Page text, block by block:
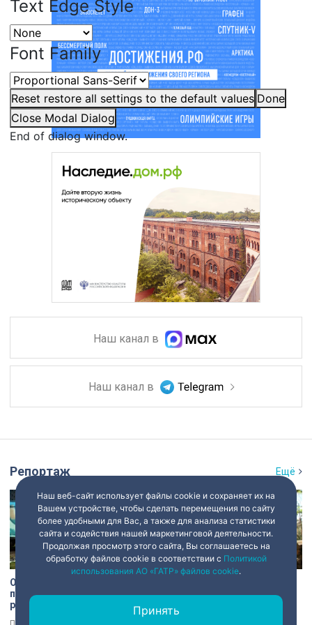
Text Edge Style
Font Family
Reset restore all settings to the default values Done
Close Modal Dialog
End of dialog window.
Наш канал в
Наш канал в
Репортаж Ещё
От «Троецарствия» до Жар-
птицы: уличные художники
расписали действующий
состав метро Петербурга
балки из оригинала:
секреты восстановления
дачи Павлова
Наш веб-сайт использует файлы cookie и сохраняет их на
Вашем устройстве, чтобы сделать перемещения по сайту
более удобными для Вас, а также для анализа статистики
сайта и содействия нашей маркетинговой деятельности.
Продолжая просмотр этого сайта, Вы соглашаетесь на
обработку файлов cookie в соответствии с Политикой
использования АО «ГАТР» файлов cookie.
Принять